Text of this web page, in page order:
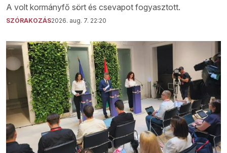
A volt kormányfő sört és csevapot fogyasztott.
SZÓRAKOZÁS2026. aug. 7. 22:20